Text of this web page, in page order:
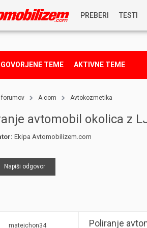
PREBERI
NAGRADNA IGRA
TESTI
TEME AKTIVNE TEME
A.com Avtokozmetika
avtomobil okolica z
Ekipa Avtomobilizem.com
Napiši odgovor
matejchon34 Poliranje